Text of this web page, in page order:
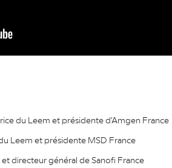
du Leem et présidente d’Amgen France
Leem et présidente MSD France
et directeur général de Sanofi France